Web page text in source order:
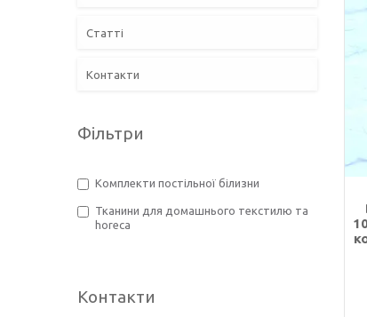
Статті
Контакти
Фільтри
Комплекти постільної білизни
Тканини для домашнього текстилю та
horeca
Контакти